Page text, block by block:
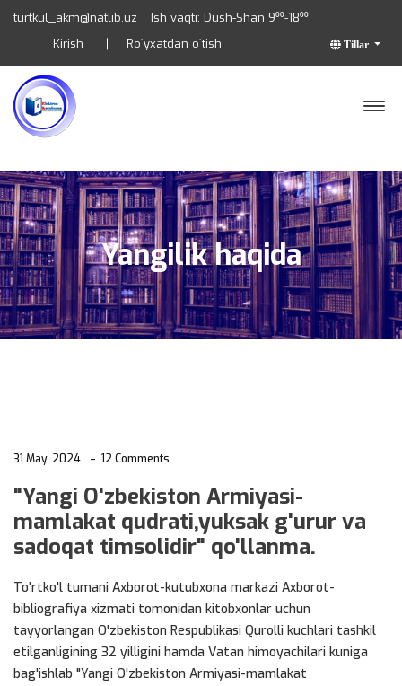
turtkul_akm@natlib.uz Ish vaqti: Dush-Shan 9⁰⁰-18⁰⁰
Tillar
Kirish Ro`yxatdan o`tish
Yangilik haqida
31 May, 2024 12 Comments
"Yangi O'zbekiston Armiyasi-
mamlakat qudrati,yuksak g'urur va
sadoqat timsolidir" qo'llanma.
To'rtko'l tumani Axborot-kutubxona markazi Axborot-
bibliografiya xizmati tomonidan kitobxonlar uchun
tayyorlangan O'zbekiston Respublikasi Qurolli kuchlari tashkil
etilganligining 32 yilligini hamda Vatan himoyachilari kuniga
bag'ishlab "Yangi O'zbekiston Armiyasi-mamlakat